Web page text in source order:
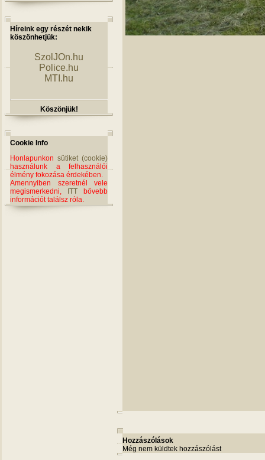
Híreink egy részét nekik
köszönhetjük:
SzolJOn.hu
Police.hu
MTI.hu
Köszönjük!
Cookie Info
Honlapunkon sütiket (cookie)
használunk a felhasználói
élmény fokozása érdekében.
Amennyiben szeretnél vele
megismerkedni,
ITT bővebb
információt találsz róla.
Hozzászólások
Még nem küldtek hozzászólást